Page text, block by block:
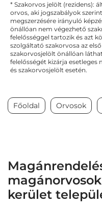
* Szakorvos jelölt (rezidens):
orvos, aki jogszabályok
megszerzésére irányuló
önállóan nem végezhető
felelősséggel tartozik és azt
szolgáltató szakorvosa az
szakorvosjelölt önállóan
felelősségét kizárja esetleges
és szakorvosjelölt esetén.
Főoldal Orvosok
kerület